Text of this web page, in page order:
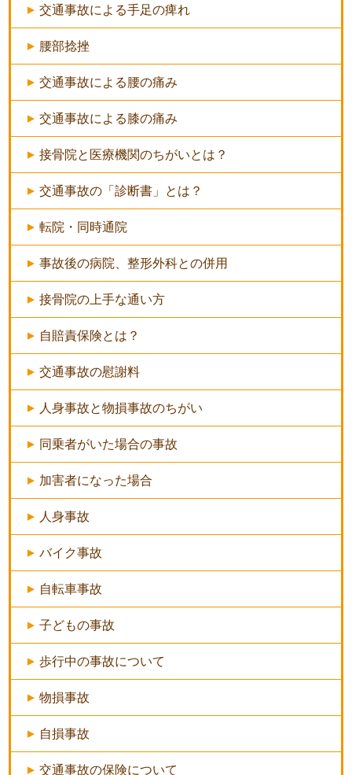
交通事故による手足の痺れ
腰部捻挫
交通事故による腰の痛み
交通事故による膝の痛み
接骨院と医療機関のちがいとは？
交通事故の「診断書」とは？
転院・同時通院
事故後の病院、整形外科との併用
接骨院の上手な通い方
自賠責保険とは？
交通事故の慰謝料
人身事故と物損事故のちがい
同乗者がいた場合の事故
加害者になった場合
人身事故
バイク事故
自転車事故
子どもの事故
歩行中の事故について
物損事故
自損事故
交通事故の保険について